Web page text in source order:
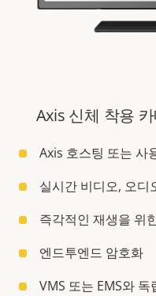
Axis 신체 착용
Axis 호스팅 또는 사
실시간 비디오, 오디
즉각적인 재생을 위
엔드투엔드 암호화
VMS 또는 EMS와